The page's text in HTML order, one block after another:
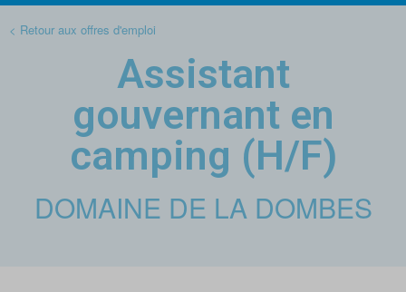
< Retour aux offres d'emploi
Assistant
gouvernant en
camping (H/F)
DOMAINE DE LA DOMBES